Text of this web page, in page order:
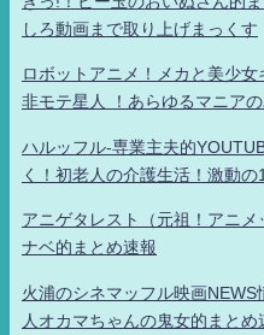
しろ動画まで取り上げまっくす
ロボットアニメ！メカと美少
非モテ星人 ！あらゆるマニア
ハルッフル-専業主夫的
く！初老人の介護生活！激動の
アニゲタレスト（元祖！アニ
ナベ的まとめ速報
火浦のシネマッフル映画
人オカマちゃんの鬼女的まと